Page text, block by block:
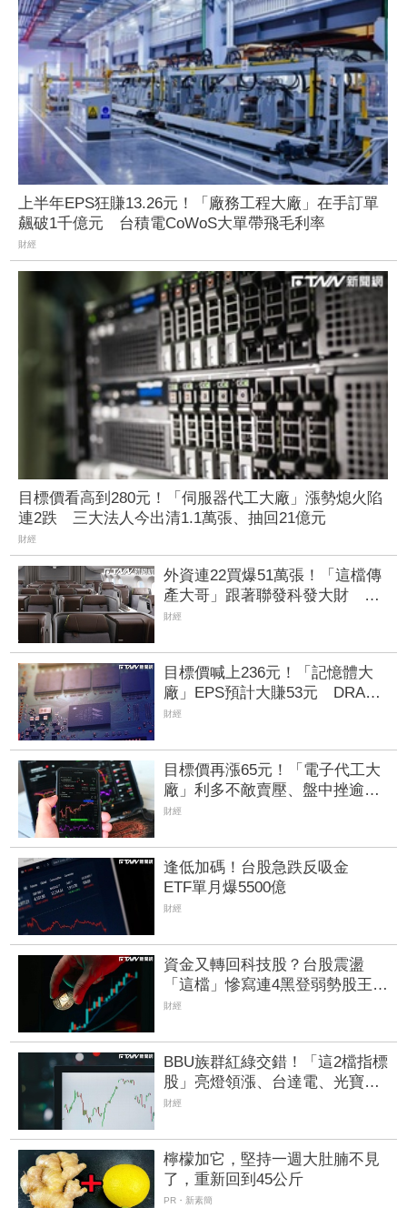
上半年EPS狂賺13.26元！「廠務工程大廠」在手訂單
飆破1千億元 台積電CoWoS大單帶飛毛利率
財經
目標價看高到280元！「伺服器代工大廠」漲勢熄火陷
連2跌 三大法人今出清1.1萬張、抽回21億元
財經
外資連22買爆51萬張！「這檔傳
產大哥」跟著聯發科發大財 打
造高效通道營收創新高
財經
目標價喊上236元！「記憶體大
廠」EPS預計大賺53元 DRAM
漲50%、Flash漲30%獲利大增
財經
目標價再漲65元！「電子代工大
廠」利多不敵賣壓、盤中挫逾
1% 鴻準攻漲停逾1.3萬張買單
財經
逢低加碼！台股急跌反吸金
ETF單月爆5500億
財經
資金又轉回科技股？台股震盪
「這檔」慘寫連4黑登弱勢股王
國票金、潤泰新也淪大盤刀下魂
財經
BBU族群紅綠交錯！「這2檔指標
股」亮燈領漲、台達電、光寶科
雙收紅 新普、AES也有逾2%漲
財經
檸檬加它，堅持一週大肚腩不見
了，重新回到45公斤
PR・新素簡